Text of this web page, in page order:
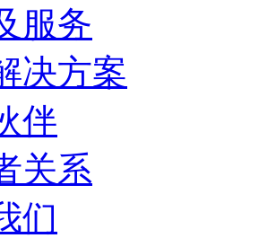
服务
决方案
伴
关系
们